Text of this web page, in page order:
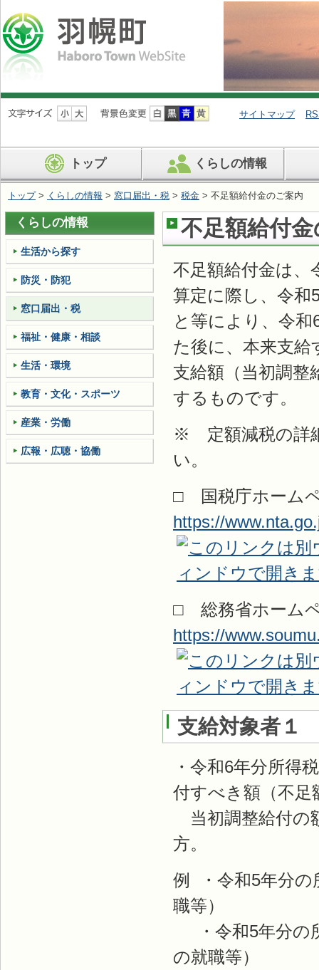
ナ
ビ
ン
を
ば
す
サイトマップ
トップ くらしの情報
トップ> くらしの情報 > 窓口届出・税 > 税金 > 不足額給付金のご案内
不足額給付
不足額給付金は、
算定に際し、令和
と等により、令
た後に、本来支給
支給額（当初調整
するものです。
※ 定額減税の詳
い。
□ 国税庁ホーム
https://
□ 総務省ホーム
https://
支給対象者１
・令和6年分所得
付すべき額（不足
当初調整給付の
方。
例 ・令和5年分の
職等）
・令和5年分の
の就職等）
くらしの情報
生活から探す
防災・防犯
窓口届出・税
福祉・健康・相談
生活・環境
教育・文化・スポーツ
産業・労働
広報・広聴・協働